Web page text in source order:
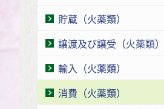
貯蔵（火薬類）
譲渡及び譲受（火薬類）
輸入（火薬類）
消費（火薬類）